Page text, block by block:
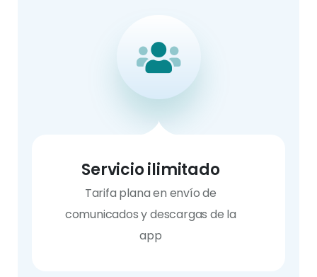
Servicio ilimitado
Tarifa plana en envío de
comunicados y descargas de la
app